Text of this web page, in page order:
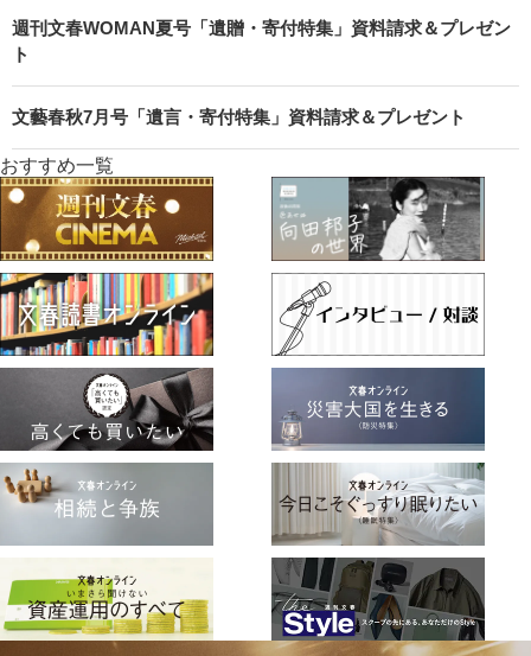
週刊文春WOMAN夏号「遺贈・寄付特集」資料請求＆プレゼン
ト
文藝春秋7月号「遺言・寄付特集」資料請求＆プレゼント
おすすめ一覧